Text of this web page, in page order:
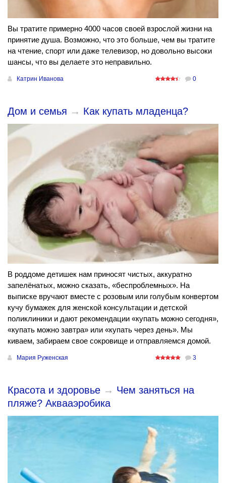
Вы тратите примерно 4000 часов своей взрослой жизни на
принятие душа. Возможно, что это больше, чем вы тратите
на чтение, спорт или даже телевизор, но довольно высоки
шансы, что вы делаете это неправильно.
Катрин Иванова 0
Дом и семья → Как купать младенца?
В роддоме детишек нам приносят чистых, аккуратно
запелёнатых, можно сказать, «беспроблемных». На
выписке вручают вместе с розовым или голубым конвертом
кучу бумажек для женской консультации и детской
поликлиники и дают рекомендации «купать можно сегодня»,
«купать можно завтра» или «купать через день». Мы
киваем, забираем свое сокровище и отправляемся домой.
Мария Руженская 3
Красота и здоровье → Чем заняться на
пляже? Аквааэробика